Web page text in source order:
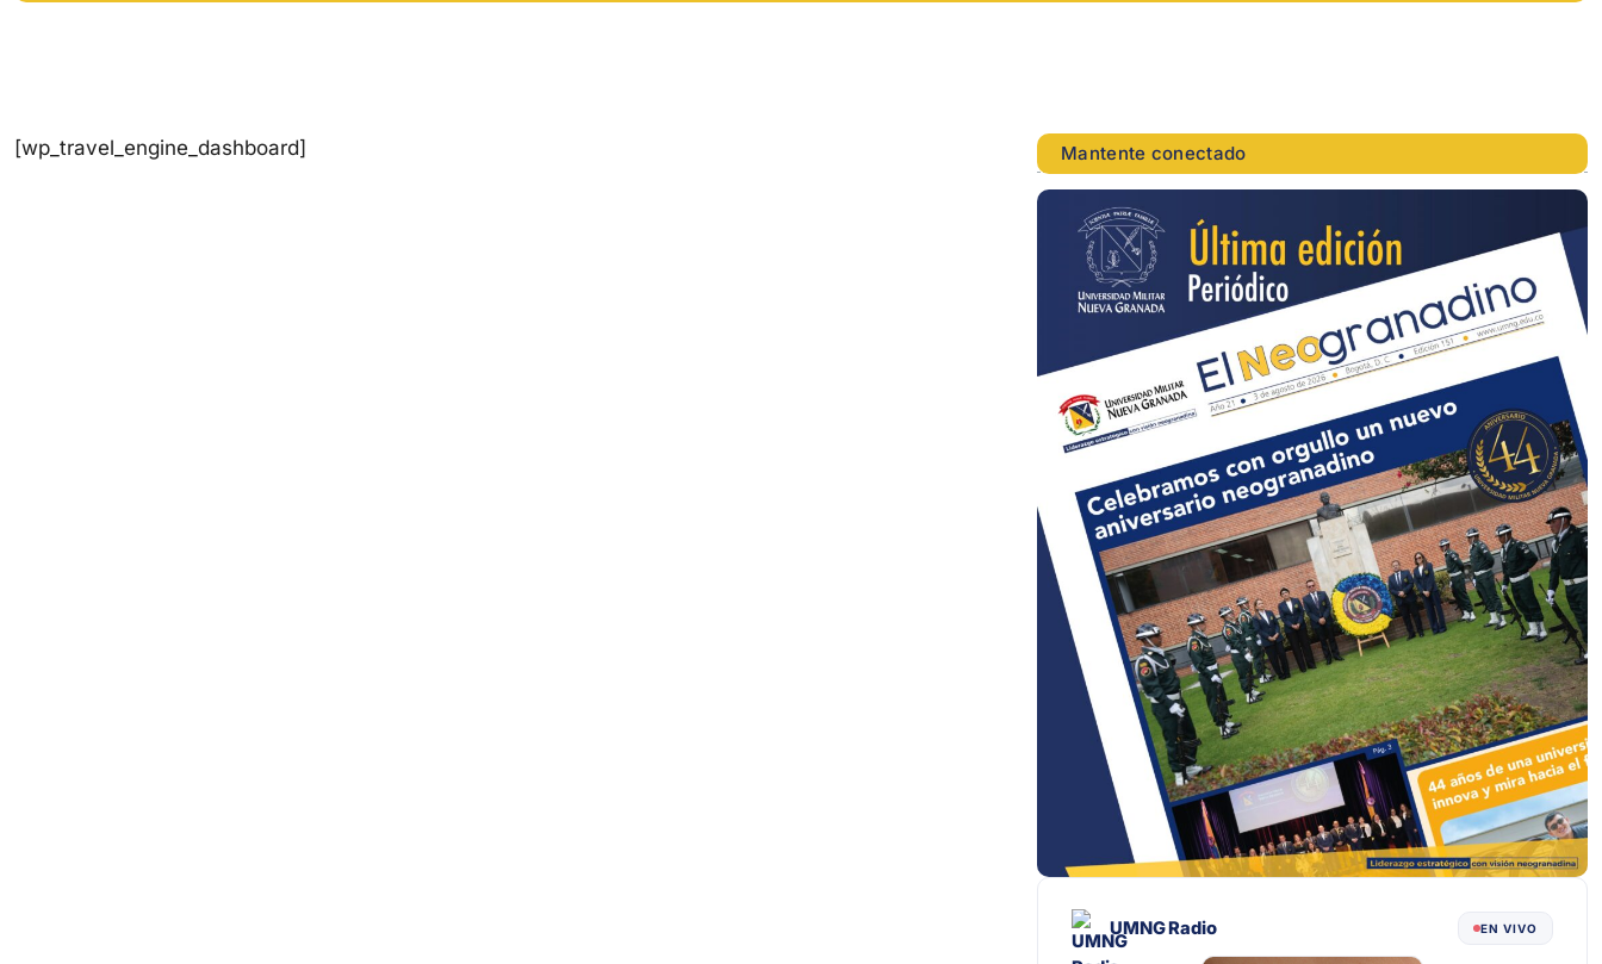
[wp_travel_engine_dashboard] Mantente conectado
UMNG Radio EN VIVO